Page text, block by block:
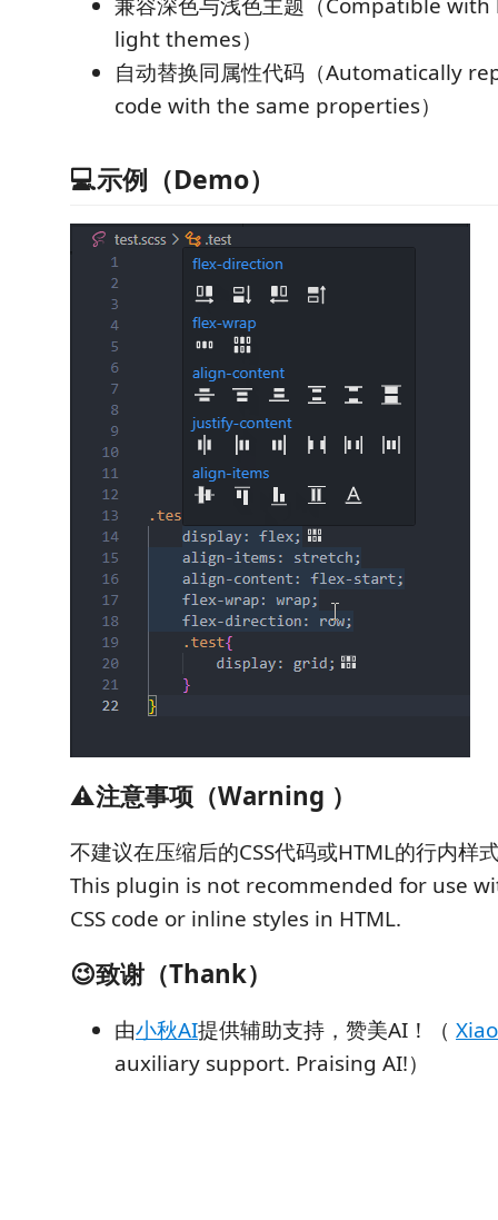
light themes）
自动替换同属性代码（Automatically
code with the same properties）
💻示例（Demo）
⚠️注意事项（Warning ）
不建议在压缩后的CSS代码或HTML的行内样
This plugin is not recommended for use
CSS code or inline styles in HTML.
😉致谢（Thank）
由小秋AI提供辅助支持，赞美AI！（
auxiliary support. Praising AI!）